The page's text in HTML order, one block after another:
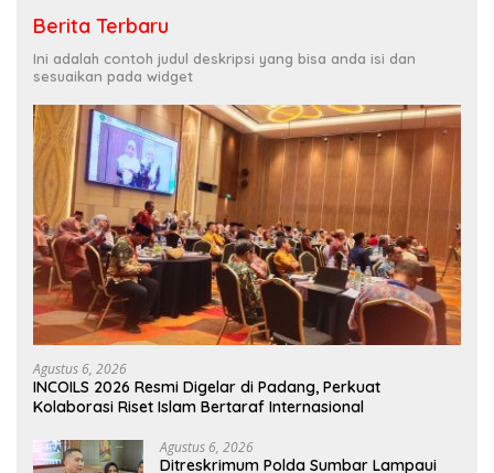
Berita Terbaru
Ini adalah contoh judul deskripsi yang bisa anda isi dan
sesuaikan pada widget
Agustus 6, 2026
INCOILS 2026 Resmi Digelar di Padang, Perkuat
Kolaborasi Riset Islam Bertaraf Internasional
Agustus 6, 2026
Ditreskrimum Polda Sumbar Lampaui